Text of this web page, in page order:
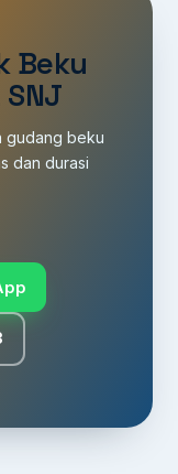
Beku
gudang beku
dan durasi